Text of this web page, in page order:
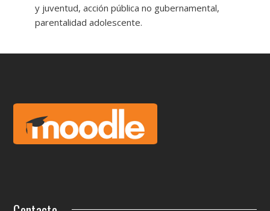
y juventud, acción pública no gubernamental,
parentalidad adolescente.